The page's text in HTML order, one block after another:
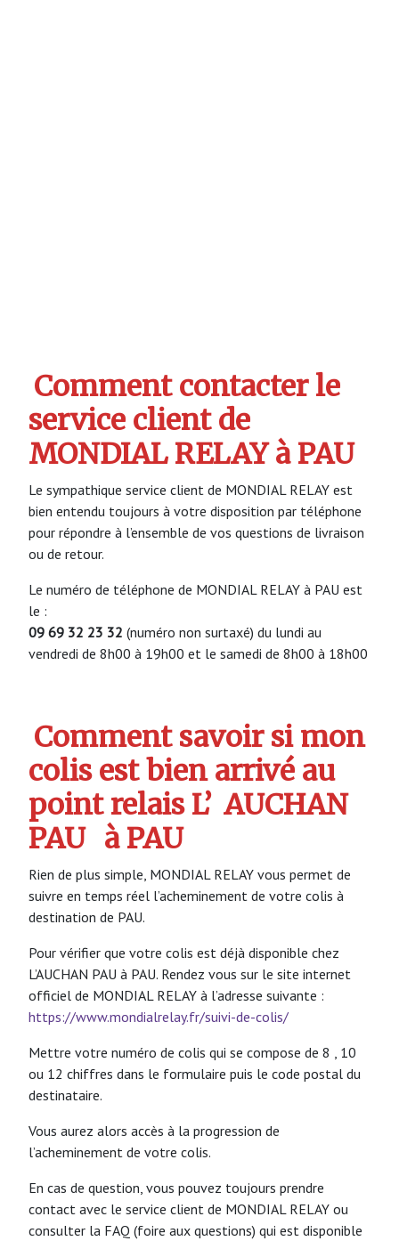
Comment contacter le
service client de
MONDIAL RELAY à PAU
Le sympathique service client de MONDIAL RELAY est
bien entendu toujours à votre disposition par téléphone
pour répondre à l’ensemble de vos questions de livraison
ou de retour.
Le numéro de téléphone de MONDIAL RELAY à PAU est
le :
09 69 32 23 32 (numéro non surtaxé) du lundi au
vendredi de 8h00 à 19h00 et le samedi de 8h00 à 18h00
Comment savoir si mon
colis est bien arrivé au
point relais L’ AUCHAN
PAU à PAU
Rien de plus simple, MONDIAL RELAY vous permet de
suivre en temps réel l’acheminement de votre colis à
destination de PAU.
Pour vérifier que votre colis est déjà disponible chez
L’AUCHAN PAU à PAU. Rendez vous sur le site internet
officiel de MONDIAL RELAY à l’adresse suivante :
https://www.mondialrelay.fr/suivi-de-colis/
Mettre votre numéro de colis qui se compose de 8 , 10
ou 12 chiffres dans le formulaire puis le code postal du
destinataire.
Vous aurez alors accès à la progression de
l’acheminement de votre colis.
En cas de question, vous pouvez toujours prendre
contact avec le service client de MONDIAL RELAY ou
consulter la FAQ (foire aux questions) qui est disponible